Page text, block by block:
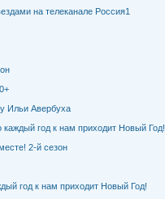
на телеканале Россия1
Ильи Авербуха
каждый год к нам приходит Новый Год!
2-й сезон
год к нам приходит Новый Год!